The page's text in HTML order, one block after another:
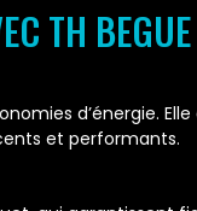
TH BEGUE
d’énergie.
et performants.